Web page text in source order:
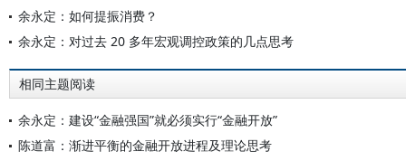
余永定：如何提振消费？
余永定：对过去 20 多年宏观调控政策的几点思考
相同主题阅读
余永定：建设“金融强国”就必须实行“金融开放”
陈道富：渐进平衡的金融开放进程及理论思考